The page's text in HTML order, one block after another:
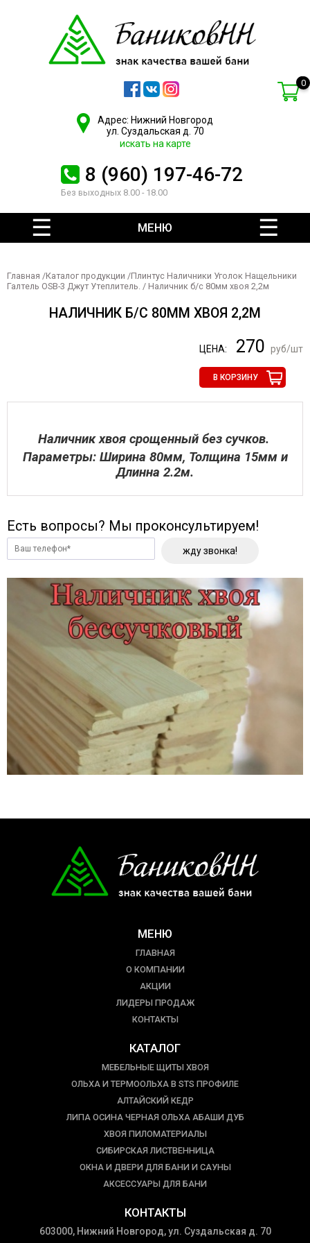
Адрес: Нижний Новгород
ул. Суздальская д. 70
искать на карте
8 (960) 197-46-72
Без выходных 8.00 - 18.00
0
МЕНЮ
Главная /Каталог продукции /Плинтус Наличники Уголок Нащельники
Галтель OSB-3 Джут Утеплитель. / Наличник б/с 80мм хвоя 2,2м
НАЛИЧНИК Б/С 80ММ ХВОЯ 2,2М
ЦЕНА: 270 руб/шт
В КОРЗИНУ
Наличник хвоя срощенный без сучков.
Параметры: Ширина 80мм, Толщина 15мм и
Длинна 2.2м.
Есть вопросы? Мы проконсультируем!
жду звонка!
МЕНЮ
ГЛАВНАЯ
О КОМПАНИИ
АКЦИИ
ЛИДЕРЫ ПРОДАЖ
КОНТАКТЫ
КАТАЛОГ
МЕБЕЛЬНЫЕ ЩИТЫ ХВОЯ
ОЛЬХА И ТЕРМООЛЬХА В STS ПРОФИЛЕ
АЛТАЙСКИЙ КЕДР
ЛИПА ОСИНА ЧЕРНАЯ ОЛЬХА АБАШИ ДУБ
ХВОЯ ПИЛОМАТЕРИАЛЫ
СИБИРСКАЯ ЛИСТВЕННИЦА
ОКНА И ДВЕРИ ДЛЯ БАНИ И САУНЫ
АКСЕССУАРЫ ДЛЯ БАНИ
КОНТАКТЫ
603000, Нижний Новгород, ул. Суздальская д. 70